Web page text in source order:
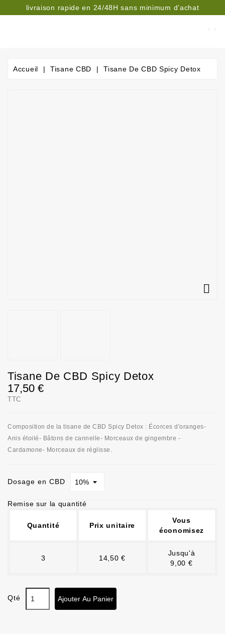
livraison rapide en 24/48H sans minimum d’achat
CATÉGORIE
Accueil Tisane CBD Tisane De CBD Spicy Detox

Tisane De CBD Spicy Detox
17,50 €
TTC
Composition de la tisane de CBD Spicy Detox : Écorces d'oranges-
Anis étoilé- Bâtons de cannelle- Morceaux de gingembre -
Cardamone- Morceaux de réglisse.
Dosage en CBD
Remise sur la quantité
Quantité Prix unitaire
Vous
économisez
3 14,50 €
Jusqu'à
9,00 €
Qté Ajouter Au Panier